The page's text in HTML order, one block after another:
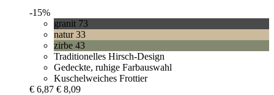
-15%
granit 73
natur 33
zirbe 43
Traditionelles Hirsch-Design
Gedeckte, ruhige Farbauswahl
Kuschelweiches Frottier
€ 6,87 € 8,09